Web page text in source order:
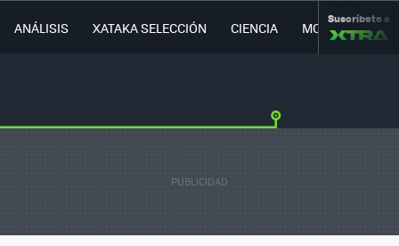
ANÁLISIS XATAKA SELECCIÓN CIENCIA MOVILIDAD
Suscríbete a